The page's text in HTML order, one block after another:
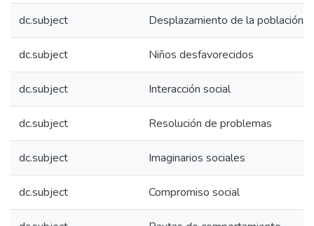
dc.subject Desplazamiento de la población
dc.subject Niños desfavorecidos
dc.subject Interacción social
dc.subject Resolución de problemas
dc.subject Imaginarios sociales
dc.subject Compromiso social